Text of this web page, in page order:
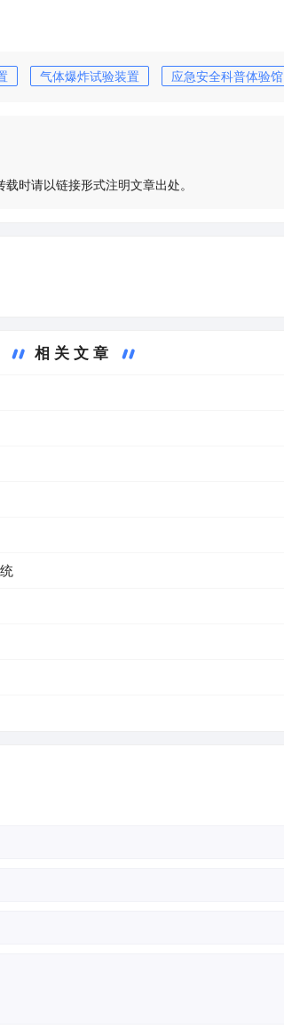
气体爆炸试验装置 应急安全科普体验馆
时请以链接形式注明文章出处。
相关文章